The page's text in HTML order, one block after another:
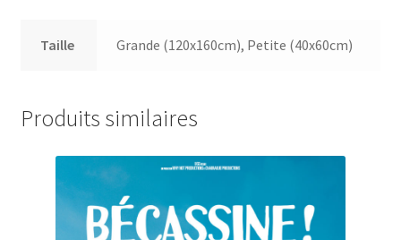
Taille Grande (120x160cm), Petite (40x60cm)
Produits similaires